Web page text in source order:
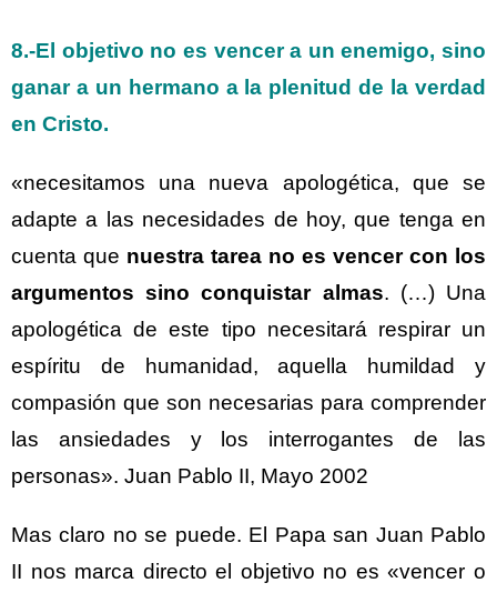
8.-El objetivo no es vencer a un enemigo, sino
ganar a un hermano a la plenitud de la verdad
en Cristo.
«necesitamos una nueva apologética, que se
adapte a las necesidades de hoy, que tenga en
cuenta que nuestra tarea no es vencer con los
argumentos sino conquistar almas. (…) Una
apologética de este tipo necesitará respirar un
espíritu de humanidad, aquella humildad y
compasión que son necesarias para comprender
las ansiedades y los interrogantes de las
personas». Juan Pablo II, Mayo 2002
Mas claro no se puede. El Papa san Juan Pablo
II nos marca directo el objetivo no es «vencer o